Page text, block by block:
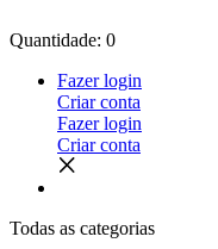
Quantidade: 0
Fazer login
Criar conta
Fazer login
Criar conta
Todas as categorias